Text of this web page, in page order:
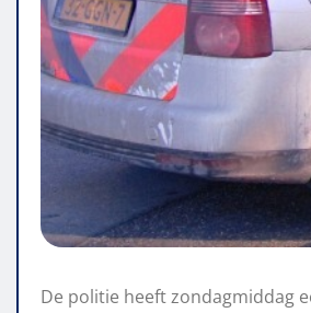
De politie heeft zondagmiddag